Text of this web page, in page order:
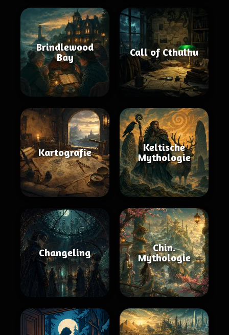
Brindlewood
Bay
Call of Cthulhu
Kartografie
Keltische
Mythologie
Changeling
Chin.
Mythologie